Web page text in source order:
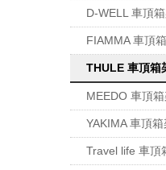
D-WELL 車頂
FIAMMA 車頂
THULE 車頂箱
MEEDO 車頂箱
YAKIMA 車頂箱
Travel life 車頂